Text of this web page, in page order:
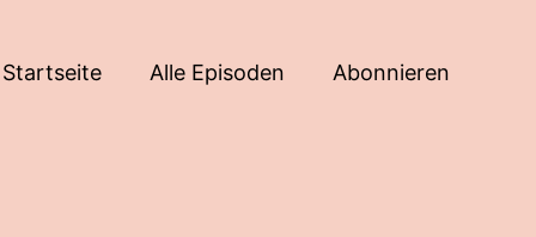
Startseite Alle Episoden Abonnieren